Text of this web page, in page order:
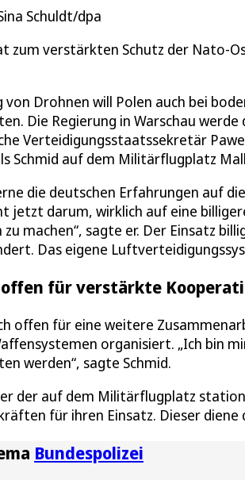
Schuldt/dpa
zum verstärkten Schutz der Nato-
von Drohnen will Polen auch bei
Die Regierung in Warschau
Verteidigungsstaatssekretär
Schmid auf dem Militärflugplatz
die deutschen Erfahrungen auf
jetzt darum, wirklich auf eine
zu machen“, sagte er. Der Einsatz
Das eigene
für verstärkte
offen für eine weitere
organisiert. „Ich bin
werden“, sagte Schmid.
der auf dem Militärflugplatz
für ihren Einsatz. Dieser diene
Bundespolizei